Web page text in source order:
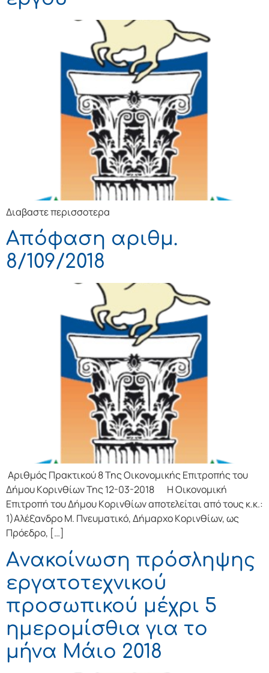
Διαβαστε περισσοτερα
Απόφαση αριθμ.
8/109/2018
Αριθμός Πρακτικού 8 Της Οικονομικής Επιτρoπής τoυ
Δήμoυ Κoριvθίωv Της 12-03-2018 Η Οικονομική
Επιτρoπή τoυ Δήμoυ Κoριvθίωv απoτελείται από τoυς κ.κ.:
1)Αλέξανδρο Μ. Πνευματικό, Δήμαρχo Κoριvθίωv, ως
Πρόεδρo, […]
Aνακοίνωση πρόσληψης
εργατοτεχνικού
προσωπικού μέχρι 5
ημερομίσθια για το
μήνα Μάιο 2018